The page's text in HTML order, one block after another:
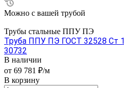
Можно с вашей трубой
Трубы стальные ППУ ПЭ
Труба ППУ ПЭ ГОСТ 32528 Ст
30732
В наличии
от 69 781 ₽/м
В корзину